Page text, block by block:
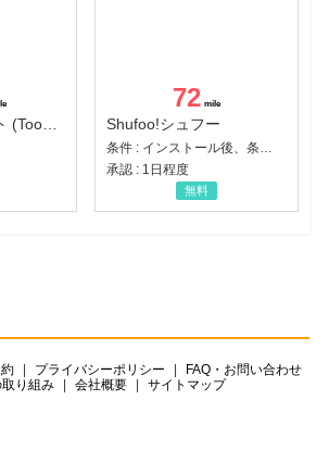
トゥーンブラスト (Toon Blast)
72
Shufoo!シュフー
承認 : 1日程度
無料
プライバシーポリシー
FAQ・お問い合わせ
り組み
会社概要 サイトマップ